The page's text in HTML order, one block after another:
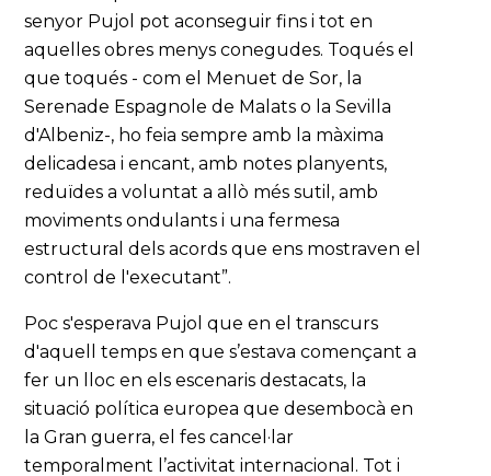
senyor Pujol pot aconseguir fins i tot en
aquelles obres menys conegudes. Toqués el
que toqués - com el Menuet de Sor, la
Serenade Espagnole de Malats o la Sevilla
d'Albeniz-, ho feia sempre amb la màxima
delicadesa i encant, amb notes planyents,
reduïdes a voluntat a allò més sutil, amb
moviments ondulants i una fermesa
estructural dels acords que ens mostraven el
control de l'executant”.
Poc s'esperava Pujol que en el transcurs
d'aquell temps en que s’estava començant a
fer un lloc en els escenaris destacats, la
situació política europea que desembocà en
la Gran guerra, el fes cancel·lar
temporalment l’activitat internacional. Tot i